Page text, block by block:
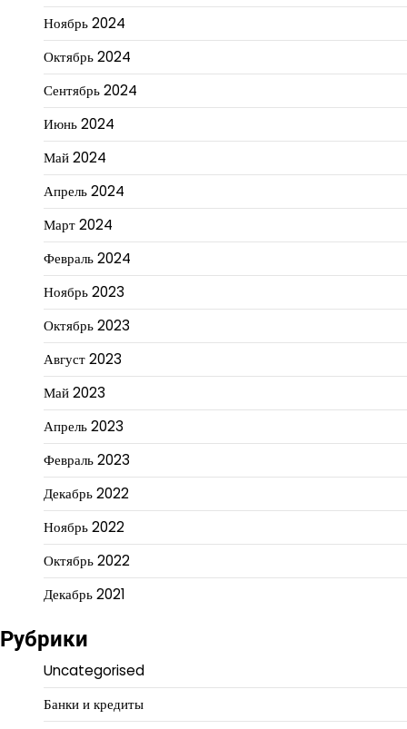
Ноябрь 2024
Октябрь 2024
Сентябрь 2024
Июнь 2024
Май 2024
Апрель 2024
Март 2024
Февраль 2024
Ноябрь 2023
Октябрь 2023
Август 2023
Май 2023
Апрель 2023
Февраль 2023
Декабрь 2022
Ноябрь 2022
Октябрь 2022
Декабрь 2021
Рубрики
Uncategorised
Банки и кредиты